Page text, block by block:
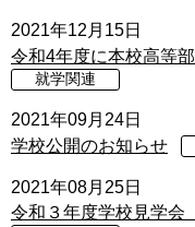
2021年12月15日
令和4年度に本校高等
就学関連
2021年09月24日
学校公開のお知らせ
2021年08月25日
令和３年度学校見学会